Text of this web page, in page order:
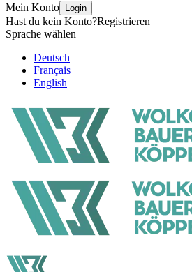
Mein Konto Login
Hast du kein Konto?Registrieren
Sprache wählen
Deutsch
Français
English